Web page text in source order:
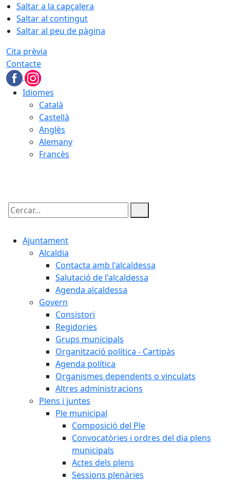
Saltar a la capçalera
Saltar al contingut
Saltar al peu de pàgina
Cita prèvia
Contacte
Idiomes
Català
Castellà
Anglès
Alemany
Francès
Cercar:
Ajuntament
Alcaldia
Contacta amb l'alcaldessa
Salutació de l'alcaldessa
Agenda alcaldessa
Govern
Consistori
Regidories
Grups municipals
Organització política - Cartipàs
Agenda política
Organismes dependents o vinculats
Altres administracions
Plens i juntes
Ple municipal
Composició del Ple
Convocatòries i ordres del dia plens
municipals
Actes dels plens
Sessions plenàries